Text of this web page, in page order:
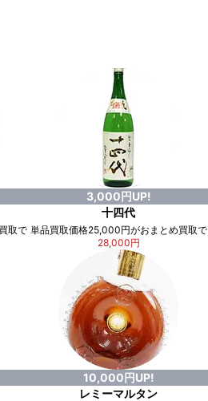
取で
3,000円UP!
十四代
単品買取価格25,000円がおまとめ買取で
28,000円
10,000円UP!
レミーマルタン